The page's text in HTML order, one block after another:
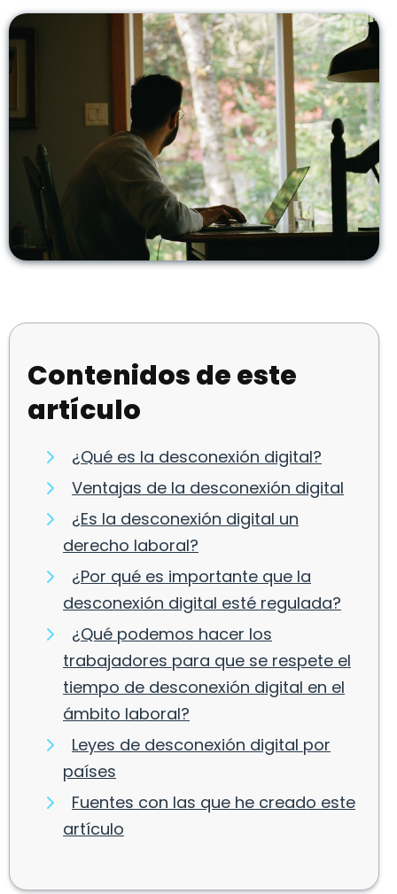
Contenidos de este
artículo
¿Qué es la desconexión digital?
Ventajas de la desconexión digital
¿Es la desconexión digital un
derecho laboral?
¿Por qué es importante que la
desconexión digital esté regulada?
¿Qué podemos hacer los
trabajadores para que se respete el
tiempo de desconexión digital en el
ámbito laboral?
Leyes de desconexión digital por
países
Fuentes con las que he creado este
artículo